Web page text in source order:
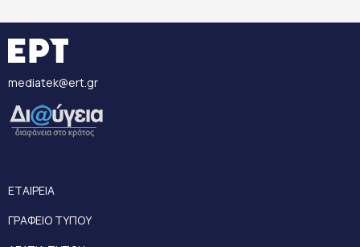
mediatek@ert.gr
ΕΤΑΙΡΕΙΑ
ΓΡΑΦΕΙΟ ΤΥΠΟΥ